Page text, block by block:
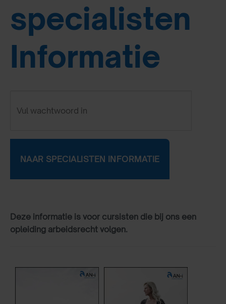
specialisten
Informatie
Deze informatie is voor cursisten die bij ons een
opleiding arbeidsrecht volgen.